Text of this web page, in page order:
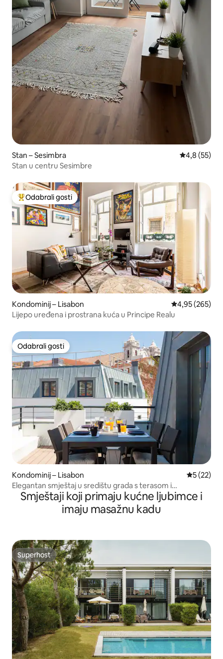
Stan – Sesimbra Prosječna
4,8 (55)
Stan u centru Sesimbre
Među najviše rangiranima s oznakom „Odabrali gosti”
Odabrali gosti
Kondominij – Lisabon Prosječna
4,95 (265)
Lijepo uređena i prostrana kuća u Principe Realu
Odabrali gosti
Odabrali gosti
Kondominij – Lisabon Prosječna
5 (22)
Elegantan smještaj u središtu grada s terasom i
parkirališnim mjestom
Smještaji koji primaju kućne ljubimce i
imaju masažnu kadu
Superhost
Superhost